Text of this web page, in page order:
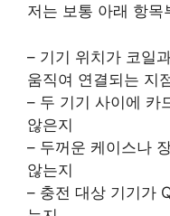
저는 보통 아래 항목
– 기기 위치가 코일
움직여 연결되는 지
– 두 기기 사이에 카
않은지
– 두꺼운 케이스나
않는지
– 충전 대상 기기가